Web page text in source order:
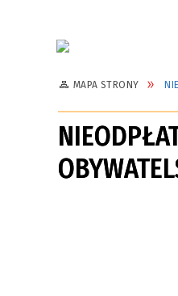
MAPA STRONY